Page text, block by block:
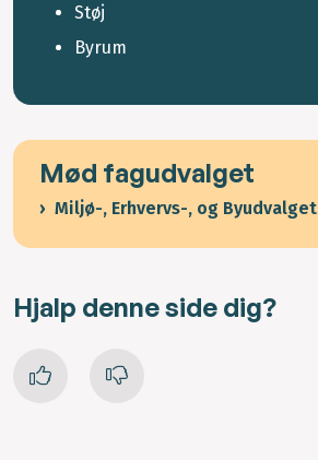
Støj
Byrum
Mød fagudvalget
Miljø-, Erhvervs-, og Byudvalget
Hjalp denne side dig?